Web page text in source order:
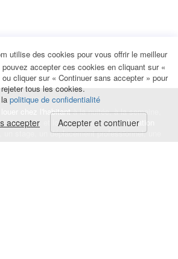
louer chez l'habitantà la nuitée, à la semaine,
de courts et longs séjours, unecolocation
un stage, un déplacement professionnel, une
utilise des cookies pour vous offrir le meilleur
accepter ces cookies en cliquant sur «
cliquer sur « Continuer sans accepter » pour
rejeter tous les cookies.
politique de confidentialité
accepter Accepter et continuer